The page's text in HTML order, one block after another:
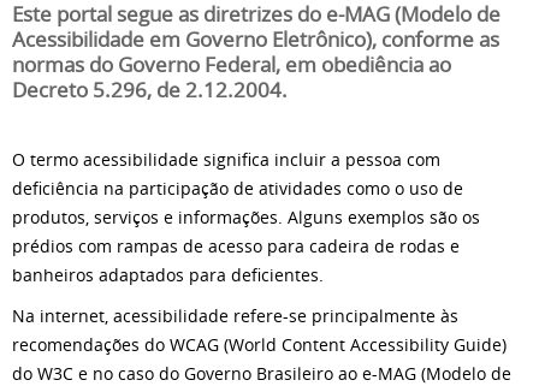
Este portal segue as diretrizes do e-MAG (Modelo de
Acessibilidade em Governo Eletrônico), conforme as
normas do Governo Federal, em obediência ao
Decreto 5.296, de 2.12.2004.
O termo acessibilidade significa incluir a pessoa com
deficiência na participação de atividades como o uso de
produtos, serviços e informações. Alguns exemplos são os
prédios com rampas de acesso para cadeira de rodas e
banheiros adaptados para deficientes.
Na internet, acessibilidade refere-se principalmente às
recomendações do WCAG (World Content Accessibility Guide)
do W3C e no caso do Governo Brasileiro ao e-MAG (Modelo de